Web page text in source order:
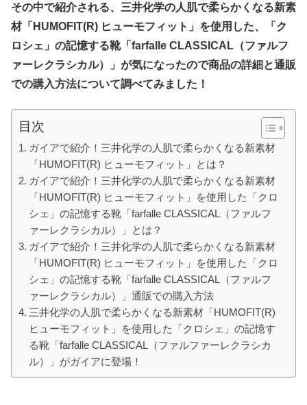
その中で紹介される、三井化学の人肌で柔らかくなる新素
材「HUMOFIT(R) ヒューモフィット」を使用した、「ク
ロシェ」の記憶する靴「farfalle CLASSICAL（ファルフ
ァーレクラシカル）」が気になったので商品の詳細と通販
での購入方法について調べてみました！
目次
ガイアで紹介！三井化学の人肌で柔らかくなる新素材
「HUMOFIT(R) ヒューモフィット」とは？
ガイアで紹介！三井化学の人肌で柔らかくなる新素材
「HUMOFIT(R) ヒューモフィット」を使用した「クロ
シェ」の記憶する靴「farfalle CLASSICAL（ファルフ
ァーレクラシカル）」とは？
ガイアで紹介！三井化学の人肌で柔らかくなる新素材
「HUMOFIT(R) ヒューモフィット」を使用した「クロ
シェ」の記憶する靴「farfalle CLASSICAL（ファルフ
ァーレクラシカル）」通販での購入方法
三井化学の人肌で柔らかくなる新素材「HUMOFIT(R)
ヒューモフィット」を使用した「クロシェ」の記憶す
る靴「farfalle CLASSICAL（ファルファーレクラシカ
ル）」がガイアに登場！